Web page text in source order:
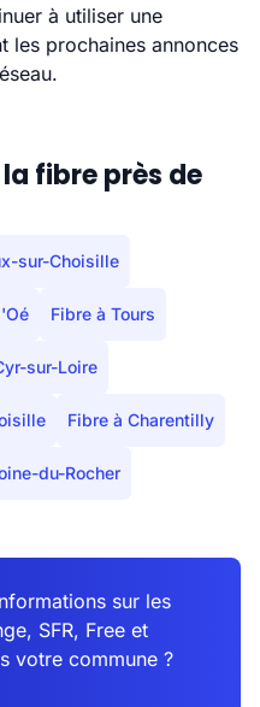
à utiliser une
les prochaines annonces
fibre près de
sur-Choisille
Fibre à Tours
sur-Loire
Fibre à Charentilly
du-Rocher
sur les
SFR, Free et
votre commune ?